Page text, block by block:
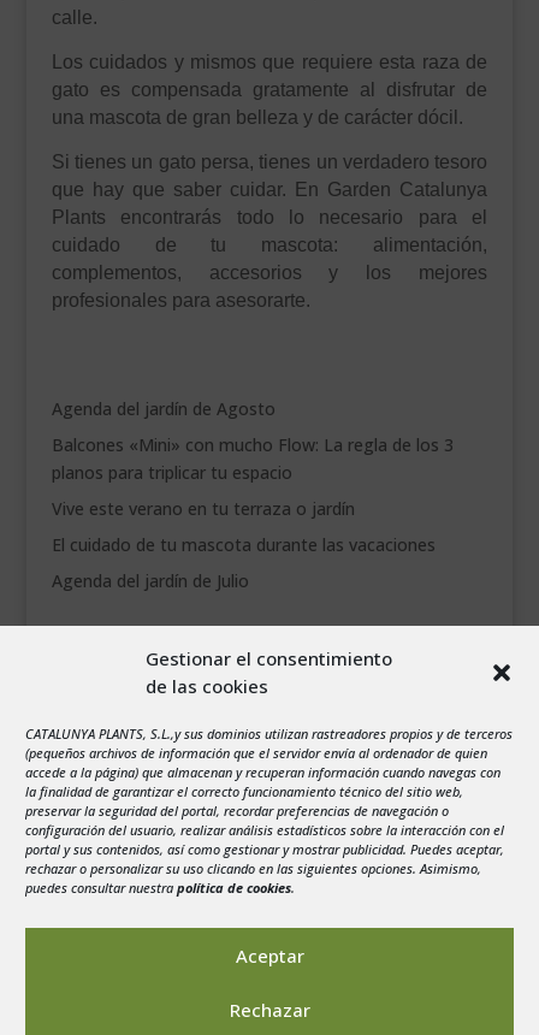
Gestionar el consentimiento
de las cookies
CATALUNYA PLANTS, S.L.,y sus dominios utilizan rastreadores propios y de terceros
(pequeños archivos de información que el servidor envía al ordenador de quien
accede a la página) que almacenan y recuperan información cuando navegas con
la finalidad de garantizar el correcto funcionamiento técnico del sitio web,
preservar la seguridad del portal, recordar preferencias de navegación o
configuración del usuario, realizar análisis estadísticos sobre la interacción con el
portal y sus contenidos, así como gestionar y mostrar publicidad. Puedes aceptar,
rechazar o personalizar su uso clicando en las siguientes opciones. Asimismo,
puedes consultar nuestra política de cookies.
Aceptar
Rechazar
calle.
Los cuidados y mismos que requiere esta raza de
gato es compensada gratamente al disfrutar de
una mascota de gran belleza y de carácter dócil.
Si tienes un gato persa, tienes un verdadero tesoro
que hay que saber cuidar. En Garden Catalunya
Plants encontrarás todo lo necesario para el
cuidado de tu mascota: alimentación,
complementos, accesorios y los mejores
profesionales para asesorarte.
Agenda del jardín de Agosto
Balcones «Mini» con mucho Flow: La regla de los 3
planos para triplicar tu espacio
Vive este verano en tu terraza o jardín
El cuidado de tu mascota durante las vacaciones
Agenda del jardín de Julio
X J V S
3
4 5 6 7 8
9
10
11 12 13 14 15
16
17
18 19 20 21 22
23
24
25 26 27 28 29
30
31